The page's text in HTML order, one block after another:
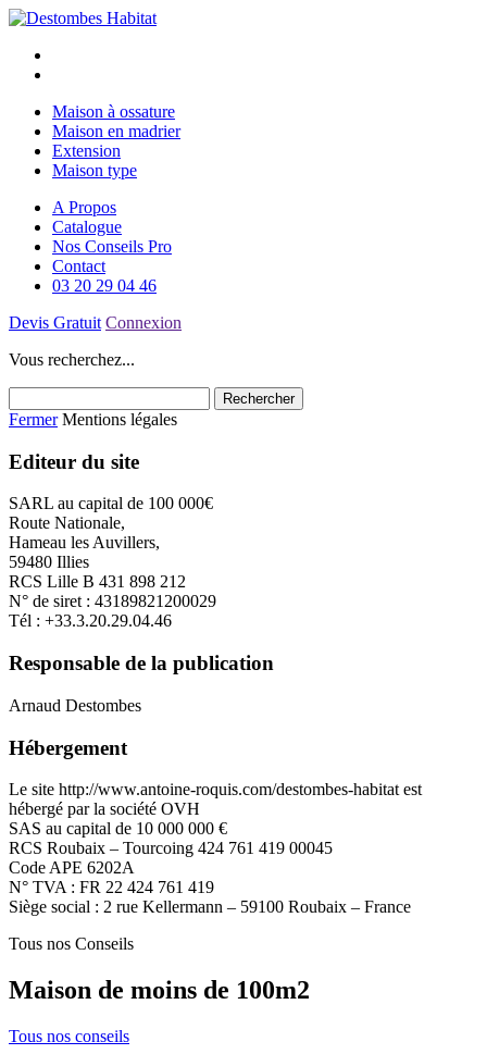
Maison à ossature
Maison en madrier
Extension
Maison type
A Propos
Catalogue
Nos Conseils Pro
Contact
03 20 29 04 46
Devis Gratuit Connexion
Vous recherchez...
Fermer Mentions légales
Editeur du site
SARL au capital de 100 000€
Route Nationale,
Hameau les Auvillers,
59480 Illies
RCS Lille B 431 898 212
N° de siret : 43189821200029
Tél : +33.3.20.29.04.46
Responsable de la publication
Arnaud Destombes
Hébergement
Le site http://www.antoine-roquis.com/destombes-habitat est
hébergé par la société OVH
SAS au capital de 10 000 000 €
RCS Roubaix – Tourcoing 424 761 419 00045
Code APE 6202A
N° TVA : FR 22 424 761 419
Siège social : 2 rue Kellermann – 59100 Roubaix – France
Tous nos Conseils
Maison de moins de 100m2
Tous nos conseils